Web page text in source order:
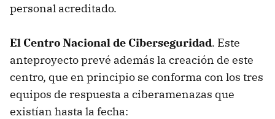
personal acreditado.
El Centro Nacional de Ciberseguridad. Este
anteproyecto prevé además la creación de este
centro, que en principio se conforma con los tres
equipos de respuesta a ciberamenazas que
existían hasta la fecha: